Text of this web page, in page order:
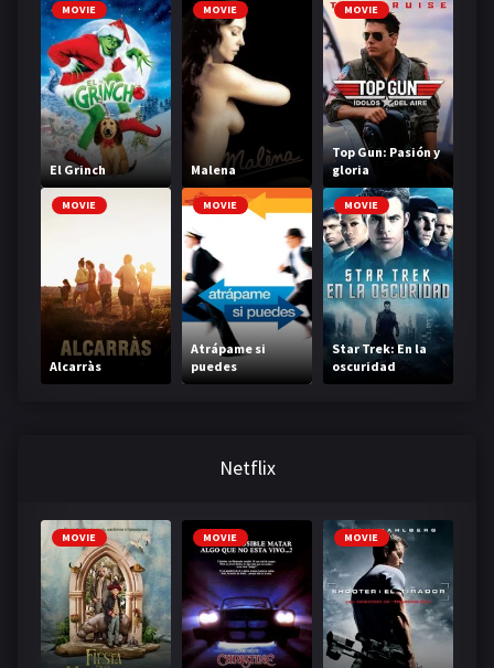
MOVIE
El Grinch
MOVIE
Malena
MOVIE
Top Gun: Pasión y
gloria
MOVIE
Alcarràs
MOVIE
Atrápame si
puedes
MOVIE
Star Trek: En la
oscuridad
Netflix
MOVIE MOVIE MOVIE